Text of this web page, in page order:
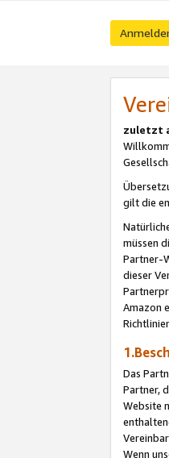
zuletzt
gilt die
müssen
Partner-
dieser
Amazon
Das
Partner,
Website
Wenn